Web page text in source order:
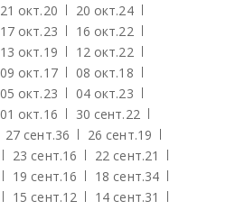
21 окт.20 20 окт.24
17 окт.23 16 окт.22
13 окт.19 12 окт.22
09 окт.17 08 окт.18
05 окт.23 04 окт.23
01 окт.16 30 сент.22
27 сент.36 26 сент.19
23 сент.16 22 сент.21
19 сент.16 18 сент.34
15 сент.12 14 сент.31